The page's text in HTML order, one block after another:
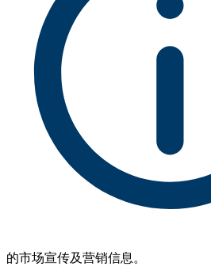
的市场宣传及营销信息。